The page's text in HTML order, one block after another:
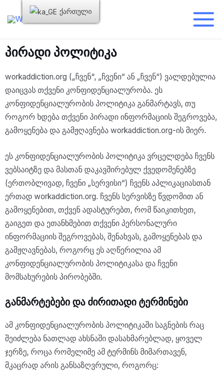
პირადი პოლიტიკა
workaddiction.org („ჩვენ“, „ჩვენი“ ან „ჩვენ“) ვალდებულია
დაიცვას თქვენი კონფიდენციალურობა. ეს
კონფიდენციალურობის პოლიტიკა განმარტავს, თუ
როგორ ხდება თქვენი პირადი ინფორმაციის შეგროვება,
გამოყენება და გამჟღავნება workaddiction.org-ის მიერ.
ეს კონფიდენციალურობის პოლიტიკა ვრცელდება ჩვენს
ვებსაიტზე და მასთან დაკავშირებულ ქვედომენებზე
(ერთობლივად, ჩვენი „სერვისი“) ჩვენს აპლიკაციასთან
ერთად workaddiction.org. ჩვენს სერვისზე წვდომით ან
გამოყენებით, თქვენ ადასტურებთ, რომ წაიკითხეთ,
გაიგეთ და ეთანხმებით თქვენი პერსონალური
ინფორმაციის შეგროვებას, შენახვას, გამოყენებას და
გამჟღავნებას, როგორც ეს აღწერილია ამ
კონფიდენციალურობის პოლიტიკასა და ჩვენი
მომსახურების პირობებში.
განმარტებები და ძირითადი ტერმინები
ამ კონფიდენციალურობის პოლიტიკაში საგნების რაც
შეიძლება ნათლად ახსნაში დასახმარებლად, ყოველ
ჯერზე, როცა რომელიმე ამ ტერმინს მიმართავენ,
მკაცრად არის განსაზღვრული, როგორც:
ქართული